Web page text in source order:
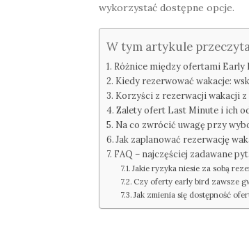
wykorzystać dostępne opcje.
W tym artykule
Różnice między ofertami Early
Kiedy rezerwować wakacje:
Korzyści z rezerwacji wakacji
Zalety ofert Last Minute i ich
Na co zwrócić uwagę przy
Jak zaplanować rezerwację
FAQ – najczęściej zadawane
Jakie ryzyka niesie za sobą
Czy oferty early bird zawsze
Jak zmienia się dostępność